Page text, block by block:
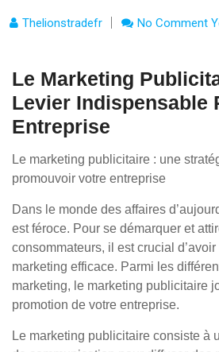
Thelionstradefr No Comment
Le Marketing
Levier Indispensable
Entreprise
Le marketing publicitaire : une
promouvoir votre entreprise
Dans le monde des affaires
est féroce. Pour se démarquer et
consommateurs, il est crucial
marketing efficace. Parmi les
marketing, le marketing publicitaire
promotion de votre entreprise.
Le marketing publicitaire consiste à